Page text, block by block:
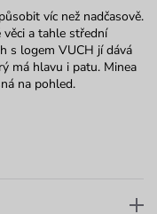
víc než nadčasově.
a tahle střední
s logem VUCH jí dává
má hlavu i patu. Minea
na pohled.